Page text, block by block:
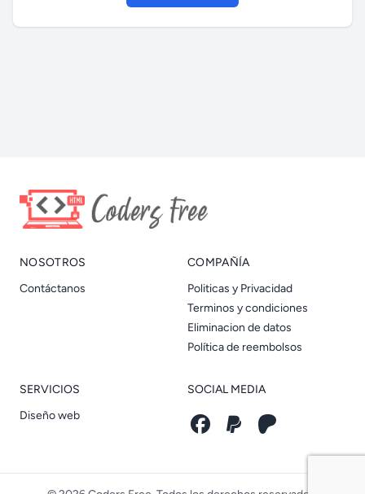
NOSOTROS
Contáctanos
COMPAÑÍA
Politicas y Privacidad
Terminos y condiciones
Eliminacion de datos
Política de reembolsos
SERVICIOS
Diseño web
SOCIAL MEDIA